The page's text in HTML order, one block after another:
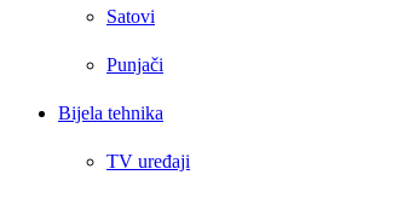
Satovi
Punjači
Bijela tehnika
TV uređaji